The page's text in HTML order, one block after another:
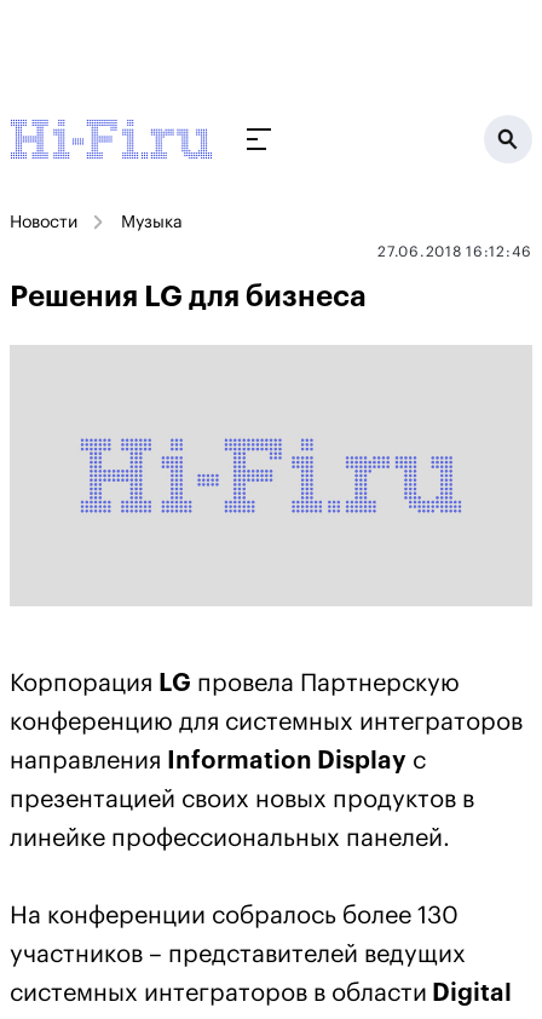
Новости Музыка
27.06.2018 16:12:46
Решения LG для бизнеса
Корпорация LG провела Партнерскую
конференцию для системных интеграторов
направления
Information Display с
презентацией своих новых продуктов в
линейке профессиональных панелей.
На конференции собралось более 130
участников – представителей ведущих
системных интеграторов в области Digital